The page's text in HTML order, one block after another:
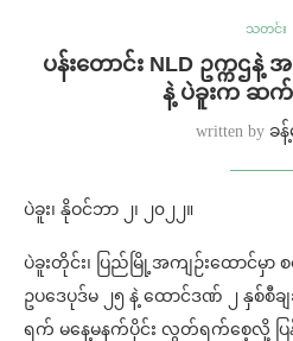
သတင်း
ပန်းတောင်း NLD ဥက္ကဌနဲ့
နဲ့ ပဲခူးက ဆ
written by ခ
ပဲခူး၊ နိုဝင်ဘာ ၂၊ ၂၀၂၂။
ပဲခူးတိုင်း၊ ပြည်မြို့အကျဉ်းထောင်မှ
ဥပဒေပုဒ်မ ၂၅ နဲ့ ထောင်ဒဏ် ၂ နှစ်စီခ
ရက် မနေ့မနက်ပိုင်း လွတ်ရက်စေ့လို့